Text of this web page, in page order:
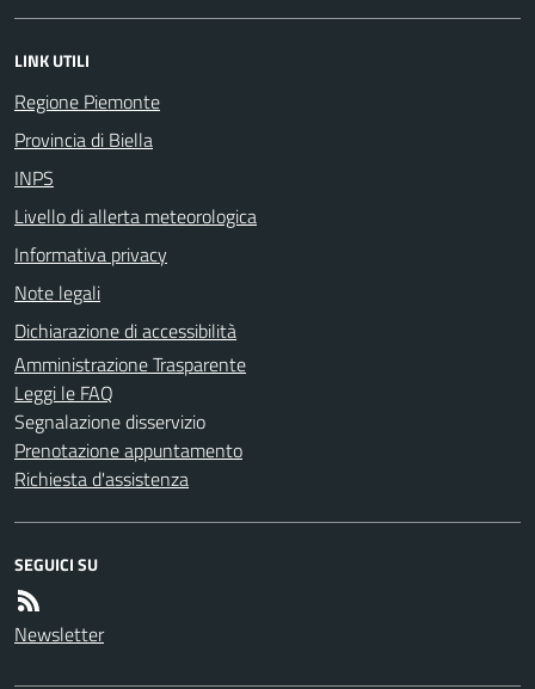
LINK UTILI
Regione Piemonte
Provincia di Biella
INPS
Livello di allerta meteorologica
Informativa privacy
Note legali
Dichiarazione di accessibilità
Amministrazione Trasparente
Leggi le FAQ
Segnalazione disservizio
Prenotazione appuntamento
Richiesta d'assistenza
SEGUICI SU
Newsletter